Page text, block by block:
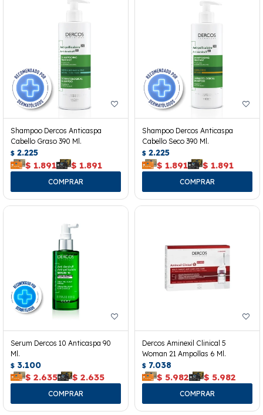
Shampoo Dercos Anticaspa
Cabello Graso 390 Ml.
$ 2.225
$ 1.891 $ 1.891
Shampoo Dercos Anticaspa
Cabello Seco 390 Ml.
$ 2.225
$ 1.891 $ 1.891
Serum Dercos 10 Anticaspa 90
Ml.
$ 3.100
$ 2.635 $ 2.635
Dercos Aminexil Clinical 5
Woman 21 Ampollas 6 Ml.
$ 7.038
$ 5.982 $ 5.982